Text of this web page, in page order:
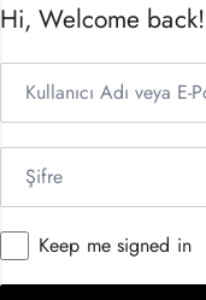
Hi, Welcome back!
Keep me signed in